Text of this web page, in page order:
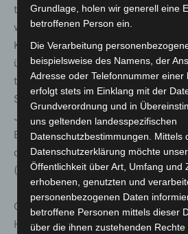
technische Infrastruktur von
weiterer Dropperdienste
Kontrolle von den
übernommen. Damit wurde den
tausende Opfersysteme entzogen.
Smokeloader umfasste im Verlauf
Jahres mehrere hunderttausend
Benachrichtigung der Opfer einer
das Bundesamt für Sicherheit in
(BSI) zuständig.
Gegen insgesamt acht Akteure
Haftbefehle erlassen. Auf dieser
Grundlage, holen wir generell eine
betroffenen Person ein.
Die Verarbeitung
beispielsweise des Namens, der
Adresse oder Telefonnummer einer
erfolgt stets im Einklang mit der
Grundverordnung und in
uns geltenden landesspezifischen
Datenschutzbestimmungen. Mittels
Datenschutzerklärung möchte
Öffentlichkeit über Art, Umfang und
erhobenen, genutzten und
personenbezogenen Daten
betroffene Personen mittels dieser
über die ihnen zustehenden Rechte